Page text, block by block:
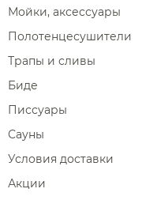
Мойки, аксессуары
Полотенцесушители
Трапы и сливы
Биде
Писсуары
Сауны
Условия доставки
Акции